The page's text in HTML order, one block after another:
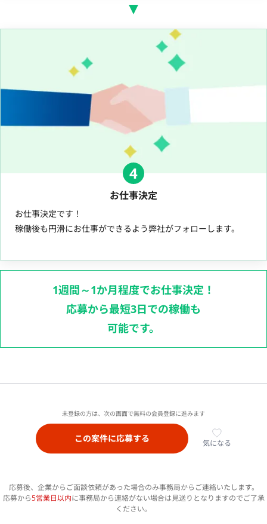
4
お仕事決定
お仕事決定です！
稼働後も円滑にお仕事ができるよう弊社がフォローします。
1週間～1か月程度でお仕事決定！
応募から最短3日での稼働も
可能です。
未登録の方は、次の画面で無料の会員登録に進みます
この案件に応募する 気になる
応募後、企業からご面談依頼があった場合のみ事務局からご連絡いたします。
応募から5営業日以内に事務局から連絡がない場合は見送りとなりますのでご了承
ください。